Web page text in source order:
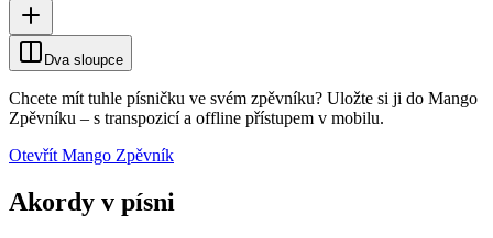
Dva sloupce
Chcete mít tuhle písničku ve svém zpěvníku? Uložte si ji do Mango
Zpěvníku – s transpozicí a offline přístupem v mobilu.
Otevřít Mango Zpěvník
Akordy v písni